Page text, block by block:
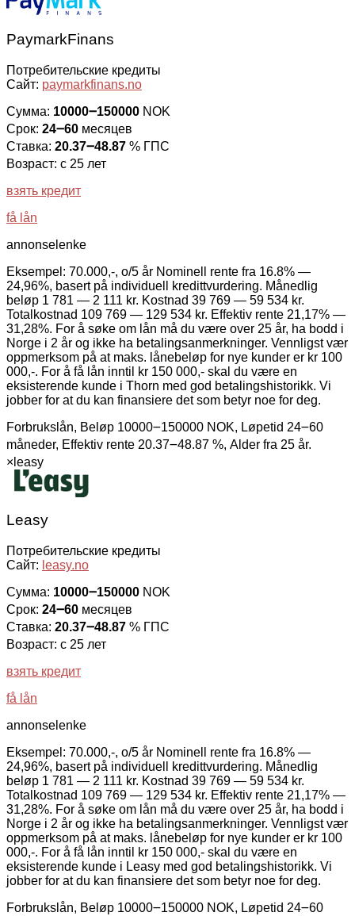
PaymarkFinans
Потребительские кредиты
Сайт: paymarkfinans.no
Сумма: 10000౼150000 NOK
Срок: 24౼60 месяцев
Ставка: 20.37౼48.87 % ГПС
Возраст: с 25 лет
взять кредит
få lån
annonselenke
Eksempel: 70.000,-, o/5 år Nominell rente fra 16.8% —
24,96%, basert på individuell kredittvurdering. Månedlig
beløp 1 781 — 2 111 kr. Kostnad 39 769 — 59 534 kr.
Totalkostnad 109 769 — 129 534 kr. Effektiv rente 21,17% —
31,28%. For å søke om lån må du være over 25 år, ha bodd i
Norge i 2 år og ikke ha betalingsanmerkninger. Vennligst vær
oppmerksom på at maks. lånebeløp for nye kunder er kr 100
000,-. For å få lån inntil kr 150 000,- skal du være en
eksisterende kunde i Thorn med god betalingshistorikk. Vi
jobber for at du kan finansiere det som betyr noe for deg.
Forbrukslån, Beløp 10000౼150000 NOK, Løpetid 24౼60
måneder, Effektiv rente 20.37౼48.87 %, Alder fra 25 år.
× leasy
Leasy
Потребительские кредиты
Сайт: leasy.no
Сумма: 10000౼150000 NOK
Срок: 24౼60 месяцев
Ставка: 20.37౼48.87 % ГПС
Возраст: с 25 лет
взять кредит
få lån
annonselenke
Eksempel: 70.000,-, o/5 år Nominell rente fra 16.8% —
24,96%, basert på individuell kredittvurdering. Månedlig
beløp 1 781 — 2 111 kr. Kostnad 39 769 — 59 534 kr.
Totalkostnad 109 769 — 129 534 kr. Effektiv rente 21,17% —
31,28%. For å søke om lån må du være over 25 år, ha bodd i
Norge i 2 år og ikke ha betalingsanmerkninger. Vennligst vær
oppmerksom på at maks. lånebeløp for nye kunder er kr 100
000,-. For å få lån inntil kr 150 000,- skal du være en
eksisterende kunde i Leasy med god betalingshistorikk. Vi
jobber for at du kan finansiere det som betyr noe for deg.
Forbrukslån, Beløp 10000౼150000 NOK, Løpetid 24౼60